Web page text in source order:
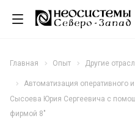
Главная Опыт Другие
Автоматизация оперативного
Сысоева Юрия Сергеевича с
фирмой 8"